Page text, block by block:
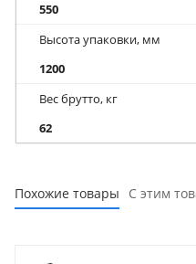
550
Высота упаковки, мм
1200
Вес брутто, кг
62
Похожие товары С этим